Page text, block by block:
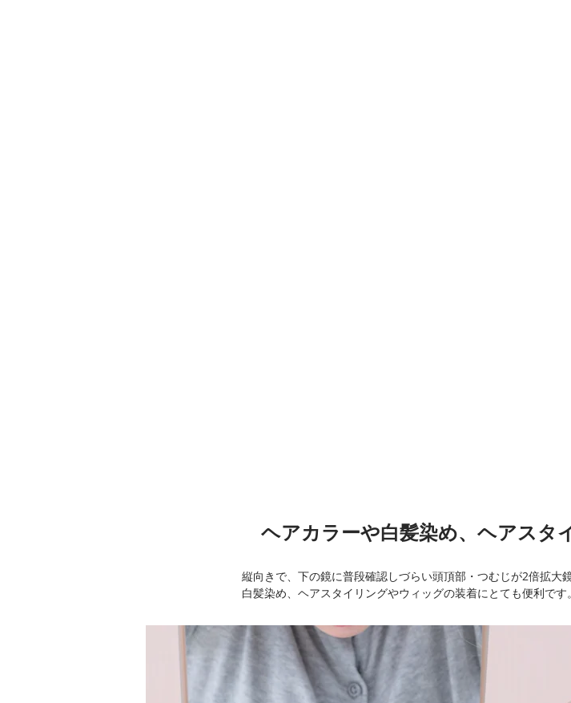
ヘアカラーや白髪染め、ヘアスタ
縦向きで、下の鏡に普段確認しづらい頭頂部・つむじが2倍拡
白髪染め、ヘアスタイリングやウィッグの装着にとても便利です。